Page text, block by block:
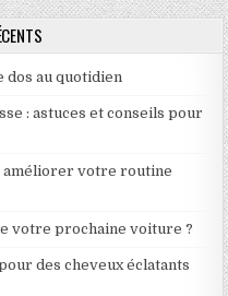
au quotidien
: astuces et conseils pour
améliorer votre routine
votre prochaine voiture ?
des cheveux éclatants